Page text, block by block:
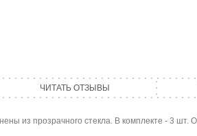
ЧИТАТЬ ОТЗЫВЫ
из прозрачного стекла. В комплекте - 3 шт.